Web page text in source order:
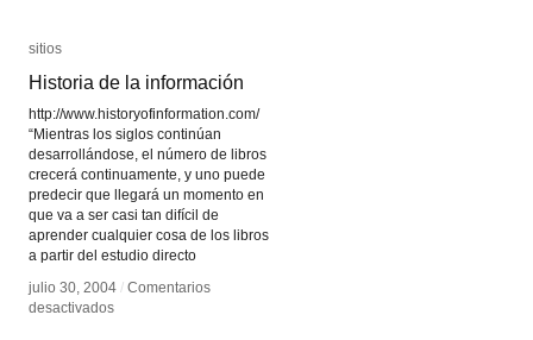
sitios
Historia de la información
http://www.historyofinformation.com/
“Mientras los siglos continúan
desarrollándose, el número de libros
crecerá continuamente, y uno puede
predecir que llegará un momento en
que va a ser casi tan difícil de
aprender cualquier cosa de los libros
a partir del estudio directo
julio 30, 2004 / Comentarios
desactivadosen
sitios
Historia de la información
julio 30, 2004 / Comentarios
desactivadosen